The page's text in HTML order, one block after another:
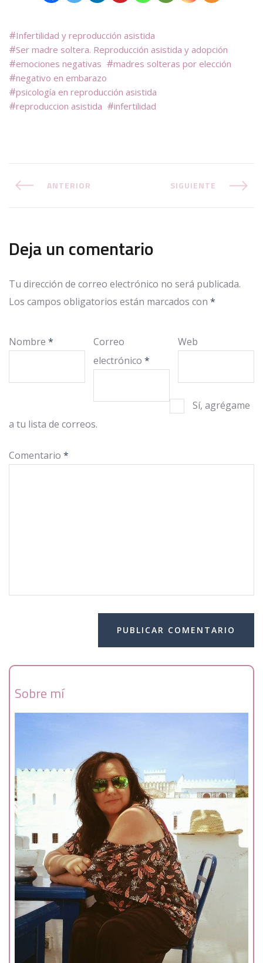
Sobre mí
Infertilidad y reproducción asistida
Ser madre soltera. Reproducción asistida y adopción
emociones negativas
madres solteras por elección
negativo en embarazo
psicología en reproducción asistida
reproduccion asistida
infertilidad
ANTERIOR SIGUIENTE
Deja un comentario
Tu dirección de correo electrónico no será publicada.
Los campos obligatorios están marcados con *
Nombre *
Correo
electrónico*
Web
Sí, agrégame
a tu lista de correos.
Comentario *